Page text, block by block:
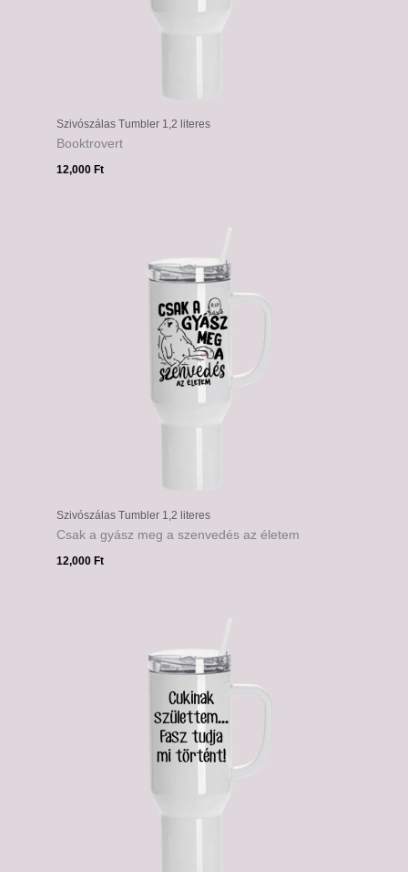
Szivószálas Tumbler 1,2 literes
Booktrovert
12,000Ft
Szivószálas Tumbler 1,2 literes
Csak a gyász meg a szenvedés az életem
12,000Ft